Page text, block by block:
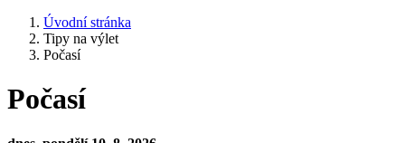
Úvodní stránka
Tipy na výlet
Počasí
Počasí